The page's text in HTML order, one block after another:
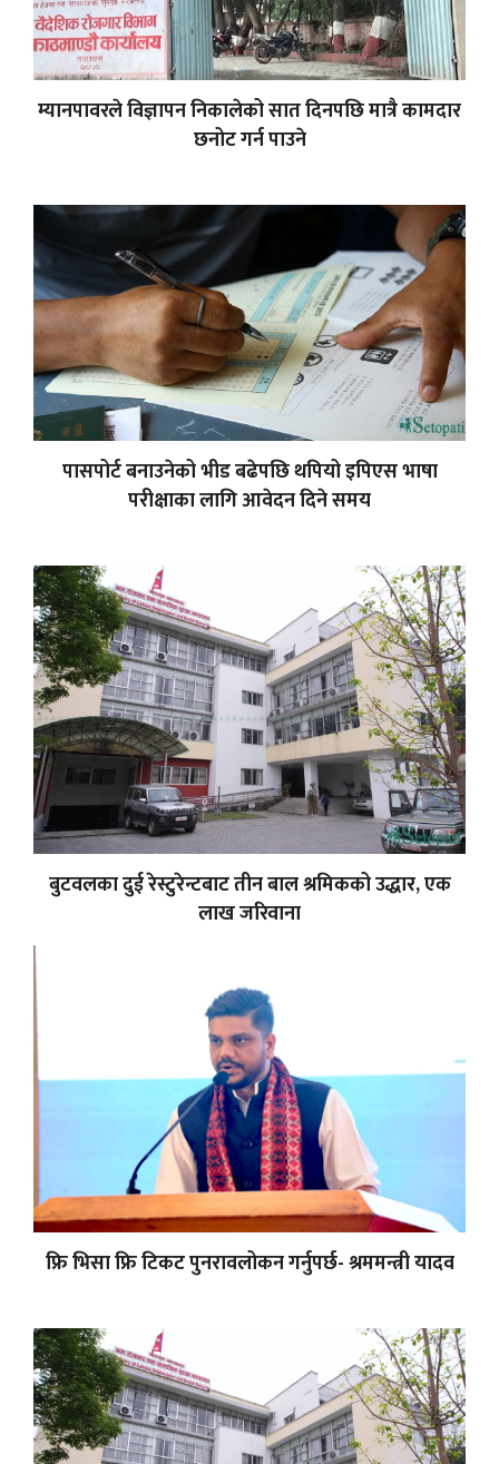
म्यानपावरले विज्ञापन निकालेको सात दिनपछि मात्रै कामदार
छनोट गर्न पाउने
पासपोर्ट बनाउनेको भीड बढेपछि थपियो इपिएस भाषा
परीक्षाका लागि आवेदन दिने समय
बुटवलका दुई रेस्टुरेन्टबाट तीन बाल श्रमिकको उद्धार, एक
लाख जरिवाना
फ्रि भिसा फ्रि टिकट पुनरावलोकन गर्नुपर्छ- श्रममन्त्री यादव